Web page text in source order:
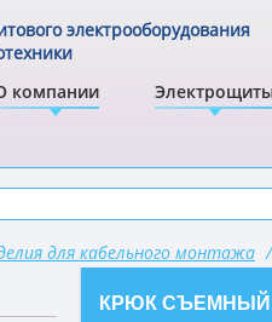
компании
электрооборудования
для кабельного монтажа /
КРЮК СЪЕМНЫЙ